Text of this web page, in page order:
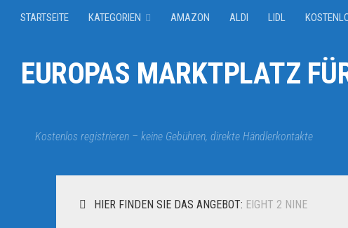
STARTSEITE KATEGORIEN AMAZON ALDI LIDL
EUROPAS MARKTPLATZ
Kostenlos registrieren – keine Gebühren, direkte Händlerkontakte
HIER FINDEN SIE DAS ANGEBOT: EIGHT 2 NINE